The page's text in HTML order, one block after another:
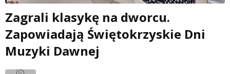
Zagrali klasykę na dworcu.
Zapowiadają Świętokrzyskie Dni
Muzyki Dawnej